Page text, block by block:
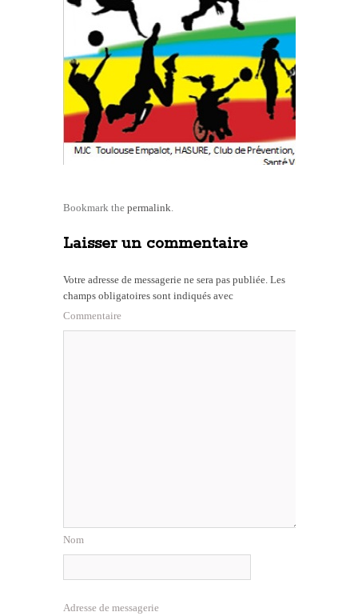
Bookmark the permalink
Laisser un commentaire
Votre adresse de messagerie ne sera pas publiée. Les
champs obligatoires sont indiqués avec
Commentaire
Nom
Adresse de messagerie